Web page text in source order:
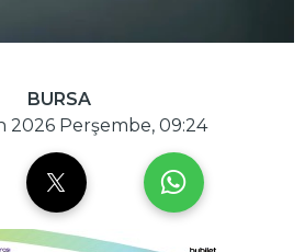
BURSA
2026 Perşembe, 09:24